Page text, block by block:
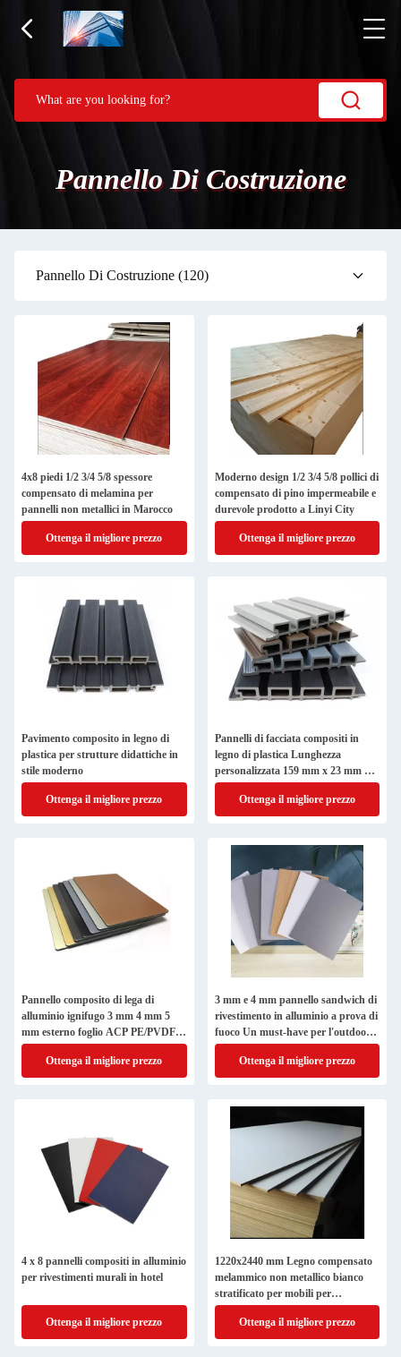
Pannello Di Costruzione
Pannello Di Costruzione (120)
4x8 piedi 1/2 3/4 5/8 spessore
compensato di melamina per
pannelli non metallici in Marocco
Ottenga il migliore prezzo
Moderno design 1/2 3/4 5/8 pollici di
compensato di pino impermeabile e
durevole prodotto a Linyi City
Ottenga il migliore prezzo
Pavimento composito in legno di
plastica per strutture didattiche in
stile moderno
Ottenga il migliore prezzo
Pannelli di facciata compositi in
legno di plastica Lunghezza
personalizzata 159 mm x 23 mm x
Lunghezza personalizzabile
Ottenga il migliore prezzo
Pannello composito di lega di
alluminio ignifugo 3 mm 4 mm 5
mm esterno foglio ACP PE/PVDF
usato
Ottenga il migliore prezzo
3 mm e 4 mm pannello sandwich di
rivestimento in alluminio a prova di
fuoco Un must-have per l'outdoor
moderno
Ottenga il migliore prezzo
4 x 8 pannelli compositi in alluminio
per rivestimenti murali in hotel
Ottenga il migliore prezzo
1220x2440 mm Legno compensato
melammico non metallico bianco
stratificato per mobili per
appartamenti
Ottenga il migliore prezzo